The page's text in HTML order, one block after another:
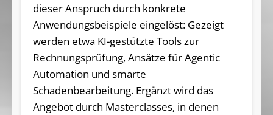
dieser Anspruch durch konkrete
Anwendungsbeispiele eingelöst: Gezeigt
werden etwa KI-gestützte Tools zur
Rechnungsprüfung, Ansätze für Agentic
Automation und smarte
Schadenbearbeitung. Ergänzt wird das
Angebot durch Masterclasses, in denen